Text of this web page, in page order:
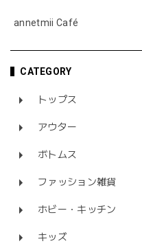
annetmii Café
CATEGORY
トップス
アウター
ボトムス
ファッション雑貨
ホビー・キッチン
キッズ